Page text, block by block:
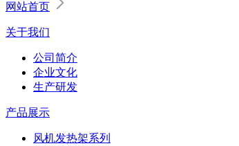
网站首页
关于我们
公司简介
企业文化
生产研发
产品展示
风机发热架系列